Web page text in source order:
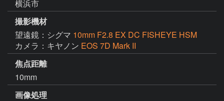
横浜市
撮影機材
望遠鏡：シグマ 10mm F2.8 EX DC FISHEYE HSM
カメラ：キヤノン EOS 7D Mark II
焦点距離
10mm
画像処理